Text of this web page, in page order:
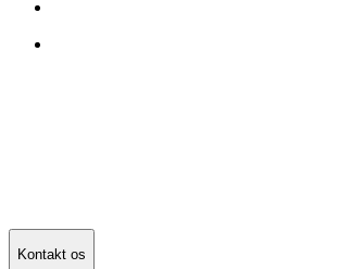
Kontakt os